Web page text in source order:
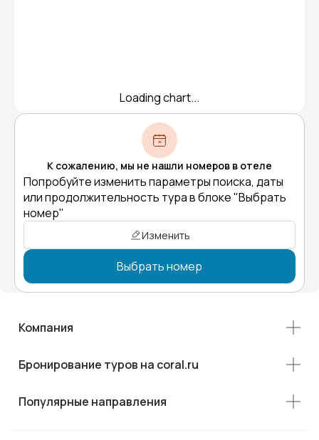
Loading chart...
К сожалению, мы не нашли номеров в отеле
Попробуйте изменить параметры поиска, даты
или продолжительность тура в блоке "Выбрать
номер"
Изменить
Выбрать номер
Компания
Бронирование туров на coral.ru
Популярные направления